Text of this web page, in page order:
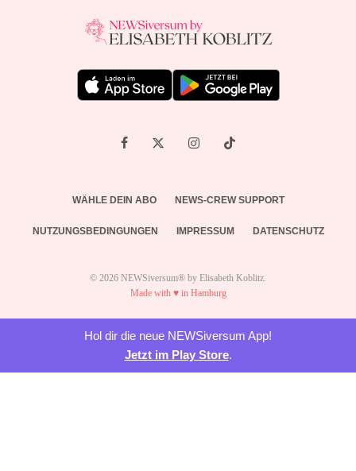
WÄHLE DEIN ABO NEWS-CREW SUPPORT
NUTZUNGSBEDINGUNGEN IMPRESSUM DATENSCHUTZ
© 2026 NEWSiversum® by Elisabeth Koblitz.
Made with ♥ in Hamburg
Hol dir die neue NEWSiversum App!
Jetzt im Play Store.